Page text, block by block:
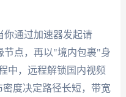
你通过加速器发起请
节点，再以"境内包裹"身
中，远程解锁国内视频
度决定路径长短，带宽